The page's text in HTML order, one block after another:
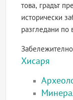
това, градът
исторически
разгледани по
Хисаря